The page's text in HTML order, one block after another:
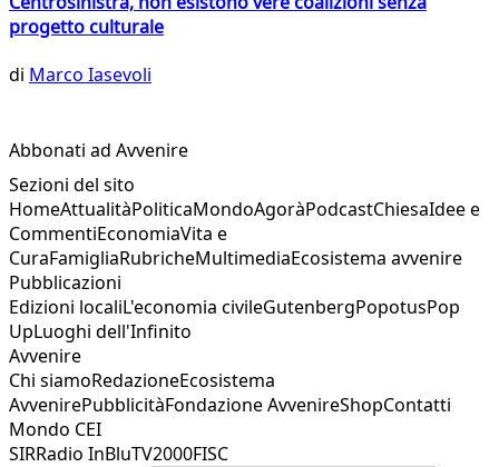
progetto culturale
di Marco Iasevoli
Abbonati ad Avvenire
Sezioni del sito
HomeAttualitàPoliticaMondoAgoràPodcastChiesaIdee e
CommentiEconomiaVita e
CuraFamigliaRubricheMultimediaEcosistema avvenire
Pubblicazioni
Edizioni localiL'economia civileGutenbergPopotusPop
UpLuoghi dell'Infinito
Avvenire
Chi siamoRedazioneEcosistema
AvvenirePubblicitàFondazione AvvenireShopContatti
Mondo CEI
SIRRadio InBluTV2000FISC